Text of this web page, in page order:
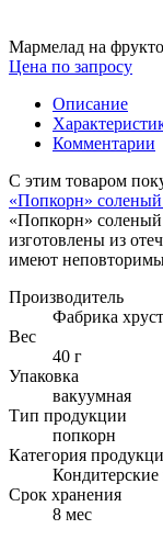
Мармелад на
Цена по запросу
Описание
Комментарии
С этим товаром
«Попкорн»
«Попкорн»
изготовлены из
имеют
Производитель
Фабрика
Вес
40 г
Упаковка
вакуумная
Тип продукции
попкорн
Категория
Кондитерские
Cрок хранения
8 мес